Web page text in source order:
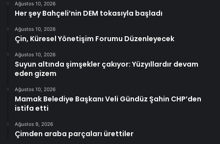
Ağustos 10, 2026
Her şey Bahçeli’nin DEM tokasıyla başladı
Ağustos 10, 2026
Çin, Küresel Yönetişim Forumu Düzenleyecek
Ağustos 10, 2026
Suyun altında şimşekler çakıyor: Yüzyıllardır devam
eden gizem
Ağustos 10, 2026
Mamak Belediye Başkanı Veli Gündüz Şahin CHP’den
istifa etti
Ağustos 9, 2026
Çimden araba parçaları ürettiler